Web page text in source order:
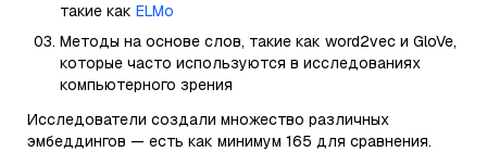
такие как ELMo
Методы на основе слов, такие как word2vec и GloVe,
которые часто используются в исследованиях
компьютерного зрения
Исследователи создали множество различных
эмбеддингов — есть как минимум 165 для сравнения.